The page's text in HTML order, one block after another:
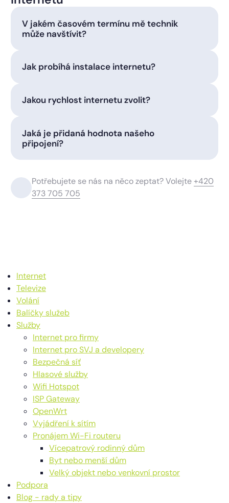
V jakém časovém termínu mě technik
může navštívit?
Jak probíhá instalace internetu?
Jakou rychlost internetu zvolit?
Jaká je přidaná hodnota našeho
připojení?
Potřebujete se nás na něco zeptat? Volejte+420
373 705 705
Internet
Televize
Volání
Balíčky služeb
Služby
Internet pro firmy
Internet pro SVJ a developery
Bezpečná síť
Hlasové služby
Wifi Hotspot
ISP Gateway
OpenWrt
Vyjádření k sítím
Pronájem Wi-Fi routeru
Vícepatrový rodinný dům
Byt nebo menší dům
Velký objekt nebo venkovní prostor
Podpora
Blog - rady a tipy